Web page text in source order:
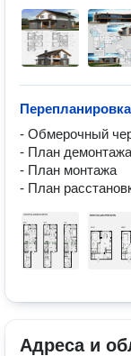
- Обмерочный
- План демонтажа
- План монтажа
Адреса и